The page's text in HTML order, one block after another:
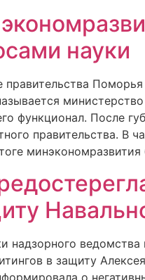
науки
правительства
функционал. После
правительства. В
надзорного
в защиту
о